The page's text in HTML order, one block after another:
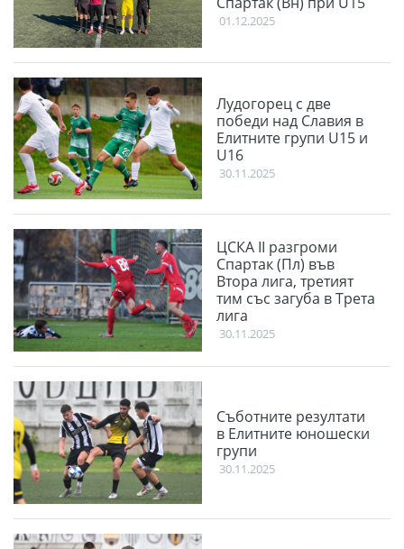
01.12.2025
Лудогорец с две
победи над Славия в
Елитните групи U15 и
U16
30.11.2025
ЦСКА II разгроми
Спартак (Пл) във
Втора лига, третият
тим със загуба в Трета
лига
30.11.2025
Съботните резултати
в Елитните юношески
групи
30.11.2025